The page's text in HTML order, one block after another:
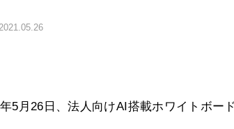
5月26日、法人向けAI搭載ホワイトボー